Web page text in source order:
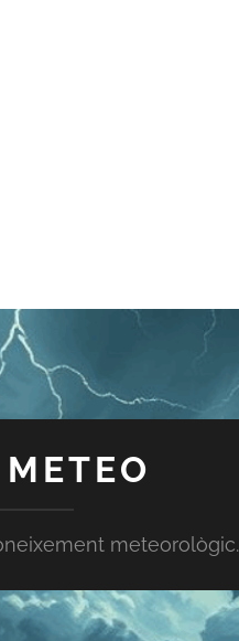
meteorològic.